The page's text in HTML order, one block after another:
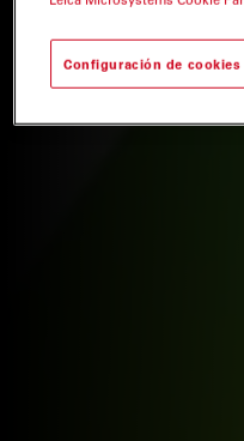
Configuración de cookies